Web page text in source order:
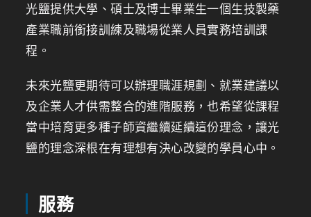
光鹽提供大學、碩士及博士畢業生一個生技製藥
產業職前銜接訓練及職場從業人員實務培訓課
程。
未來光鹽更期待可以辦理職涯規劃、就業建議以
及企業人才供需整合的進階服務，也希望從課程
當中培育更多種子師資繼續延續這份理念，讓光
鹽的理念深根在有理想有決心改變的學員心中。
服務